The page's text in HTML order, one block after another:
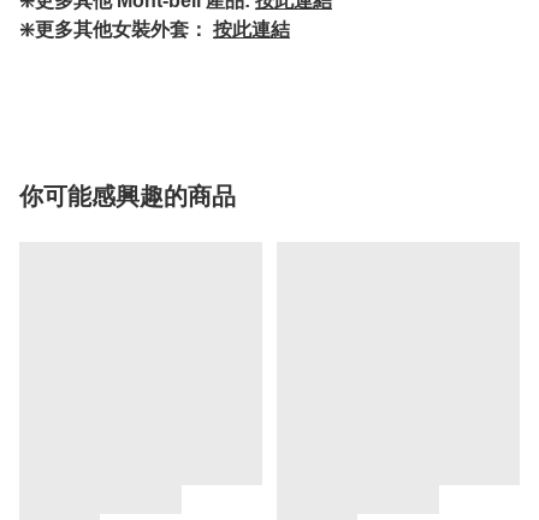
❇️更多其他女裝外套： 按此連結
你可能感興趣的商品